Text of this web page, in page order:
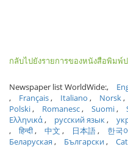
กลับไปยังรายการของหนังสือพิมพ์
Newspaper list WorldWide:
Français
Italiano Norsk
Polski
Romanesc Suomi
Ελληνικά
русский язык
हिन्दी
中文 日本語 한국
Беларуская
Български